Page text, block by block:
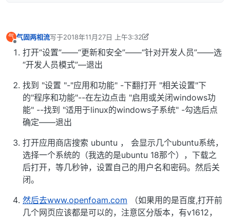
气
离线
气固两相流写于2018年11月27日 上午3:32
最后由 李东岳 编辑2018年11月27日 下午1:12
打开“设置”——“更新和安全”——“针对开发人员”——选
“开发人员模式”—退出
找到 "设置 "-"应用和功能" -下翻打开 "相关设置"下
的"程序和功能"--在左边点击 "启用或关闭windows功
能" --找到 "适用于linux的windows子系统" -勾选后点
确定——退出
打开应用商店搜索 ubuntu ， 会显示几个ubuntu系统，
选择一个系统的（我选的是ubuntu 18那个），下载之
后打开，等几秒钟，设置自己的用户名和密码。然后关
闭。
然后去www.openfoam.com （如果用的是百度,打开前
几个网页应该都是可以的，注意区分版本，有v1612，